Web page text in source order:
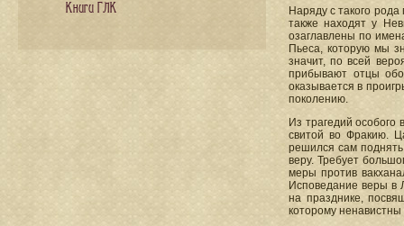
Наряду с такого
также находят у
озаглавлены по
Пьеса, которую мы
значит, по всей
прибывают отцы
оказывается в
поколению.
Из трагедий особого
свитой во Фракию.
решился сам
веру. Требует
меры против
Исповедание веры в
на празднике,
которому
Книги ГЛК